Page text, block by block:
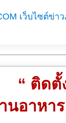
เว็บไซต์
“ ติดตั้
นอาหา